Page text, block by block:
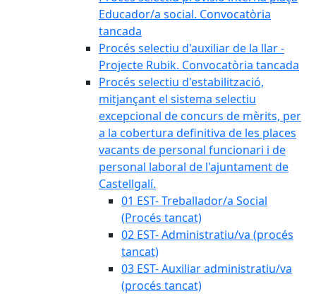
Educador/a social. Convocatòria
tancada
Procés selectiu d'auxiliar de la llar -
Projecte Rubik. Convocatòria tancada
Procés selectiu d'estabilització,
mitjançant el sistema selectiu
excepcional de concurs de mèrits, per
a la cobertura definitiva de les places
vacants de personal funcionari i de
personal laboral de l'ajuntament de
Castellgalí.
01 EST- Treballador/a Social
(Procés tancat)
02 EST- Administratiu/va (procés
tancat)
03 EST- Auxiliar administratiu/va
(procés tancat)